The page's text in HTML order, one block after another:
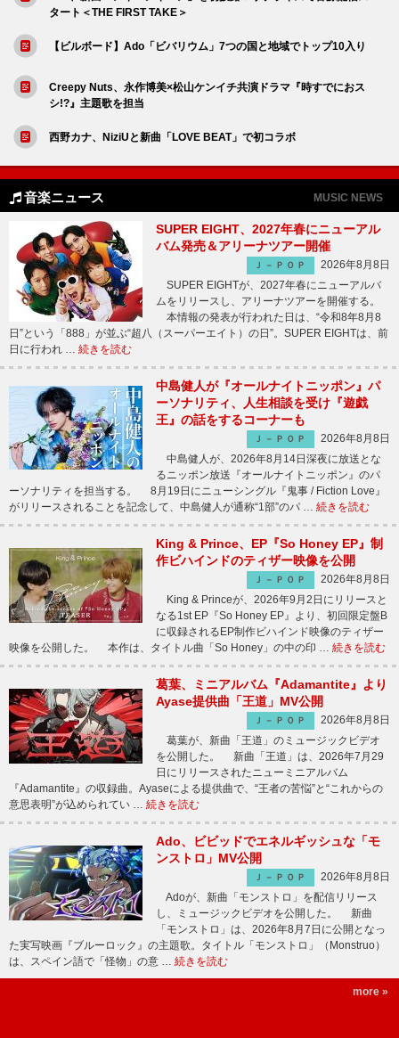
タート＜THE FIRST TAKE＞
【ビルボード】Ado「ビバリウム」7つの国と地域でトップ10入り
Creepy Nuts、永作博美×松山ケンイチ共演ドラマ『時すでにおス
シ!?』主題歌を担当
西野カナ、NiziUと新曲「LOVE BEAT」で初コラボ
音楽ニュース MUSIC NEWS
SUPER EIGHT、2027年春にニューアル
バム発売＆アリーナツアー開催
Ｊ－ＰＯＰ
2026年8月8日
SUPER EIGHTが、2027年春にニューアルバ
ムをリリースし、アリーナツアーを開催する。
本情報の発表が行われた日は、“令和8年8月8
日”という「888」が並ぶ“超八（スーパーエイト）の日”。SUPER EIGHTは、前
日に行われ … 続きを読む
中島健人が『オールナイトニッポン』パ
ーソナリティ、人生相談を受け『遊戯
王』の話をするコーナーも
Ｊ－ＰＯＰ
2026年8月8日
中島健人が、2026年8月14日深夜に放送とな
るニッポン放送『オールナイトニッポン』のパ
ーソナリティを担当する。 8月19日にニューシングル『鬼事 / Fiction Love』
がリリースされることを記念して、中島健人が通称“1部”のパ … 続きを読む
King & Prince、EP『So Honey EP』制
作ビハインドのティザー映像を公開
Ｊ－ＰＯＰ
2026年8月8日
King & Princeが、2026年9月2日にリリースと
なる1st EP『So Honey EP』より、初回限定盤B
に収録されるEP制作ビハインド映像のティザー
映像を公開した。 本作は、タイトル曲「So Honey」の中の印 … 続きを読む
葛葉、ミニアルバム『Adamantite』より
Ayase提供曲「王道」MV公開
Ｊ－ＰＯＰ
2026年8月8日
葛葉が、新曲「王道」のミュージックビデオ
を公開した。 新曲「王道」は、2026年7月29
日にリリースされたニューミニアルバム
『Adamantite』の収録曲。Ayaseによる提供曲で、“王者の苦悩”と“これからの
意思表明”が込められてい … 続きを読む
Ado、ビビッドでエネルギッシュな「モ
ンストロ」MV公開
Ｊ－ＰＯＰ
2026年8月8日
Adoが、新曲「モンストロ」を配信リリース
し、ミュージックビデオを公開した。 新曲
「モンストロ」は、2026年8月7日に公開となっ
た実写映画『ブルーロック』の主題歌。タイトル「モンストロ」（Monstruo）
は、スペイン語で「怪物」の意 … 続きを読む
more »